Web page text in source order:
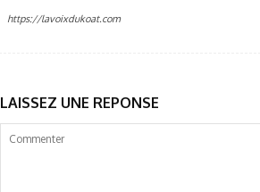
https://lavoixdukoat.com
LAISSEZ UNE REPONSE